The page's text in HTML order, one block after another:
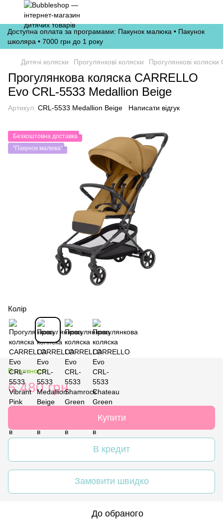
Доступна оплата за програмами: Пакунок малюка • Пакунок
школяра • 7000 грн до 1 року
Дитячі коляски Прогулянкові коляски Прогулянкові коляски
Прогулянкова коляска CARRELLO
Evo CRL-5533 Medallion Beige
Артикул: CRL-5533 Medallion Beige Написати відгук
Безкоштовна доставка
"Пакунок малюка"
Колір
В наявності
6 480 грн
Купити
В кредит
Замовити швидко
До обраного